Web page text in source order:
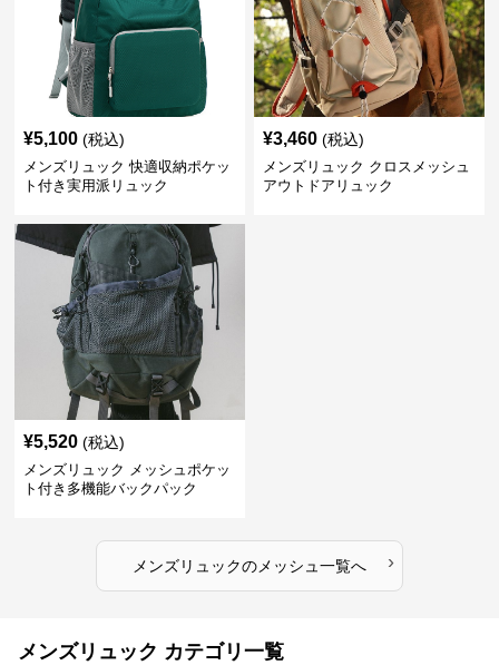
¥5,100 (税込)
メンズリュック 快適収納ポケッ
ト付き実用派リュック
¥3,460 (税込)
メンズリュック クロスメッシュ
アウトドアリュック
¥5,520 (税込)
メンズリュック メッシュポケッ
ト付き多機能バックパック
メンズリュックのメッシュ一覧へ ›
メンズリュック カテゴリ一覧